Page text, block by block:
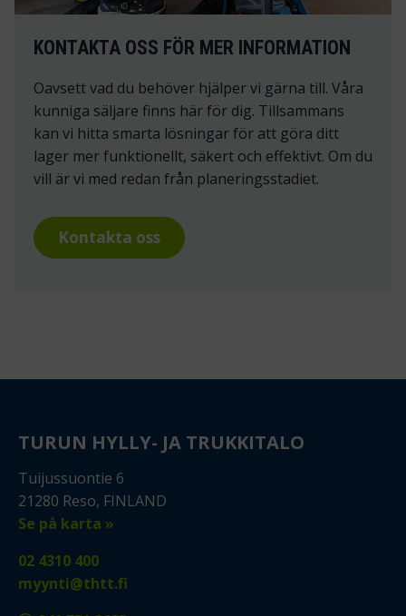
KONTAKTA OSS FÖR MER INFORMATION
Oavsett vad du behöver hjälper vi gärna till. Våra
kunniga säljare finns här för dig. Tillsammans
kan vi hitta smarta lösningar för att göra ditt
lager mer funktionellt, säkert och effektivt. Om du
vill är vi med redan från planeringsstadiet.
Kontakta oss
TURUN HYLLY- JA TRUKKITALO
Tuijussuontie 6
21280 Reso, FINLAND
Se på karta »
02 4310 400
myynti@thtt.fi